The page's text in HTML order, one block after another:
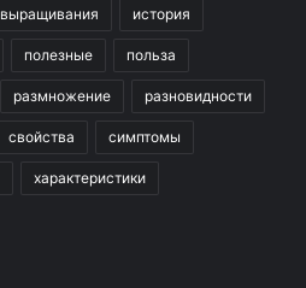
выращивания история
полезные польза
размножение разновидности
свойства симптомы
характеристики